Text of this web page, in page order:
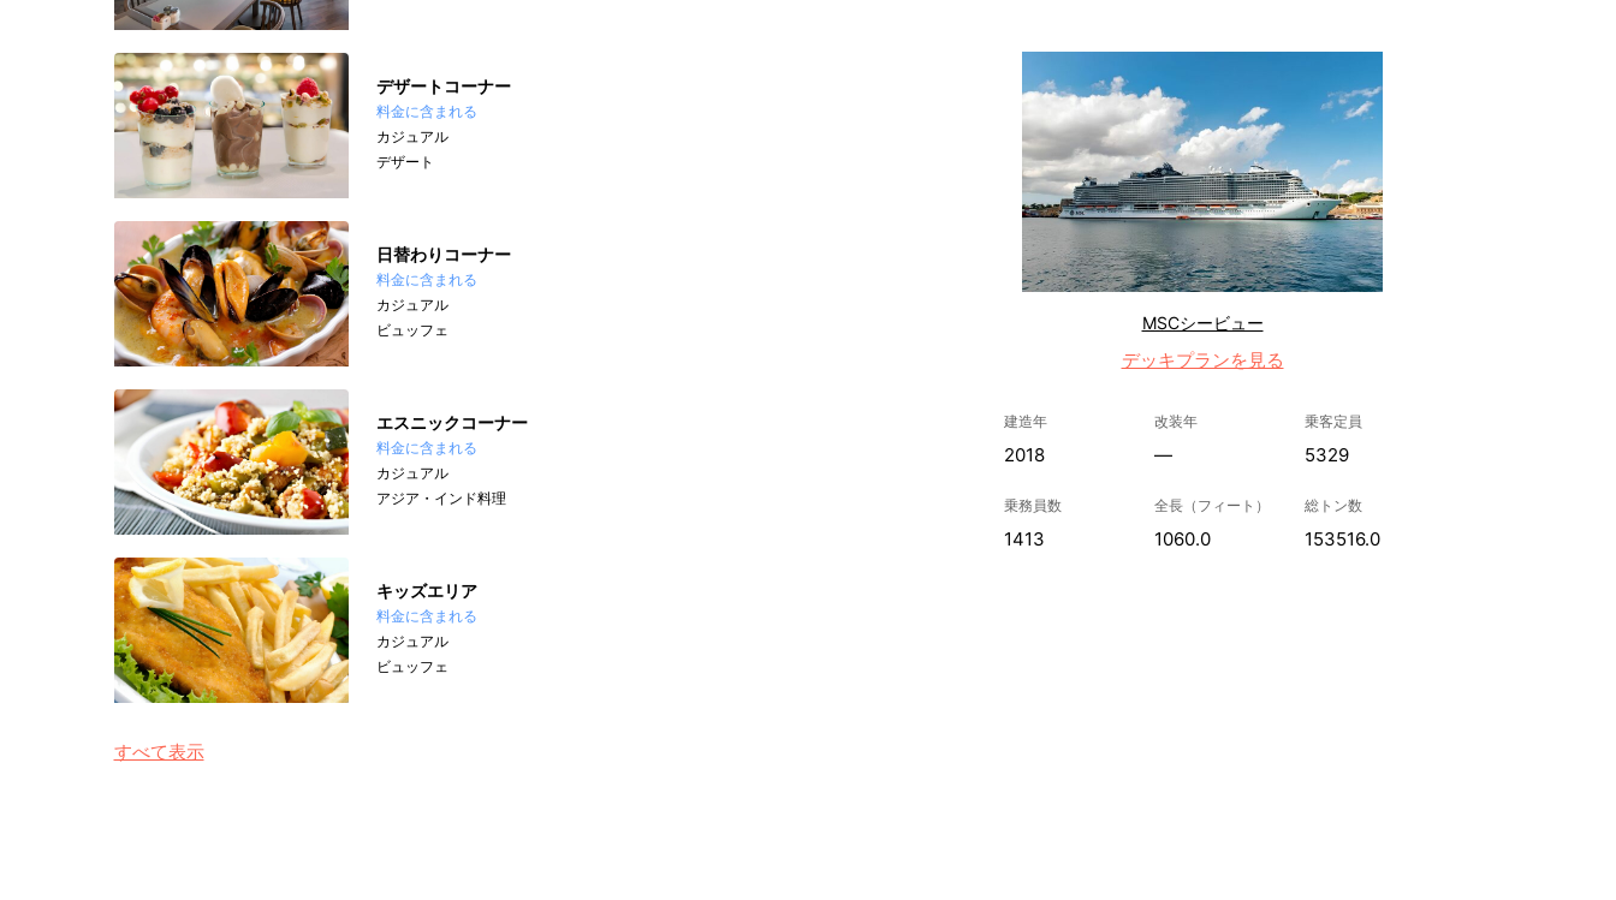
デザートコーナー
料金に含まれる
カジュアル
デザート
日替わりコーナー
料金に含まれる
カジュアル
ビュッフェ
エスニックコーナー
料金に含まれる
カジュアル
アジア・インド料理
キッズエリア
料金に含まれる
カジュアル
ビュッフェ
すべて表示
MSCシービュー
デッキプランを見る
建造年
2018
改装年
—
乗客定員
5329
乗務員数
1413
全長（フィート）
1060.0
総トン数
153516.0